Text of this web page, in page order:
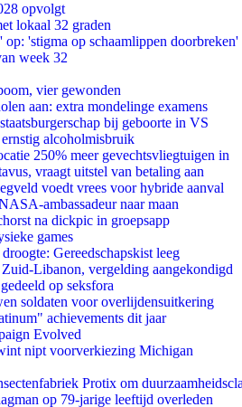
opvolgt
lokaal 32 graden
'stigma op schaamlippen doorbreken'
week 32
vier gewonden
aan: extra mondelinge examens
bij geboorte in VS
alcoholmisbruik
250% meer gevechtsvliegtuigen in
vraagt uitstel van betaling aan
voedt vrees voor hybride aanval
ambassadeur naar maan
na dickpic in groepsapp
games
Gereedschapskist leeg
Libanon, vergelding aangekondigd
op seksfora
soldaten voor overlijdensuitkering
achievements dit jaar
Evolved
nipt voorverkiezing Michigan
Protix om
op 79-jarige leeftijd overleden